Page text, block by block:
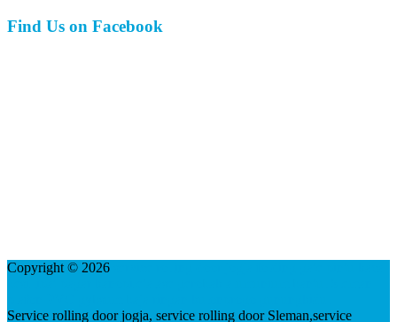
Find Us on Facebook
Copyright © 2026
Service rolling door jogja, service rolling door Sleman,service